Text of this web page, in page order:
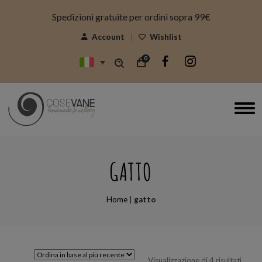
Spedizioni gratuite per ordini sopra 99€
Account Wishlist
0
GATTO
Home| gatto
Visualizzazione di 4 risultati